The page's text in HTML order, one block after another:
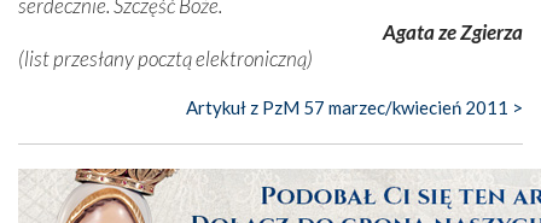
Agata ze Zgierza
(list przesłany pocztą elektroniczną)
Artykuł z PzM 57 marzec/kwiecień 2011 >